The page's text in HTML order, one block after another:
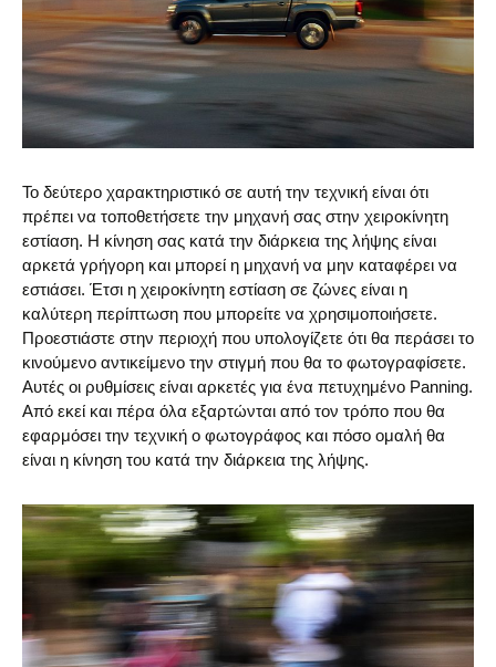
Το δεύτερο χαρακτηριστικό σε αυτή την τεχνική είναι ότι
πρέπει να τοποθετήσετε την μηχανή σας στην χειροκίνητη
εστίαση. Η κίνηση σας κατά την διάρκεια της λήψης είναι
αρκετά γρήγορη και μπορεί η μηχανή να μην καταφέρει να
εστιάσει. Έτσι η χειροκίνητη εστίαση σε ζώνες είναι η
καλύτερη περίπτωση που μπορείτε να χρησιμοποιήσετε.
Προεστιάστε στην περιοχή που υπολογίζετε ότι θα περάσει το
κινούμενο αντικείμενο την στιγμή που θα το φωτογραφίσετε.
Αυτές οι ρυθμίσεις είναι αρκετές για ένα πετυχημένο Panning.
Από εκεί και πέρα όλα εξαρτώνται από τον τρόπο που θα
εφαρμόσει την τεχνική ο φωτογράφος και πόσο ομαλή θα
είναι η κίνηση του κατά την διάρκεια της λήψης.